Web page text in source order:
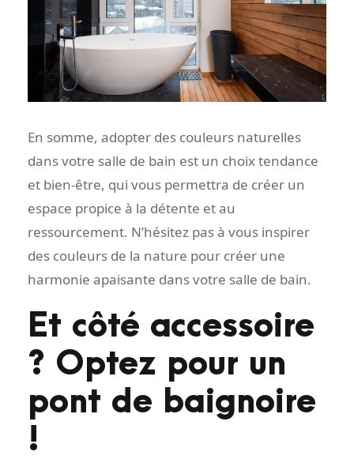
En somme, adopter des couleurs naturelles
dans votre salle de bain est un choix tendance
et bien-être, qui vous permettra de créer un
espace propice à la détente et au
ressourcement. N’hésitez pas à vous inspirer
des couleurs de la nature pour créer une
harmonie apaisante dans votre salle de bain.
Et côté accessoire
? Optez pour un
pont de baignoire
!